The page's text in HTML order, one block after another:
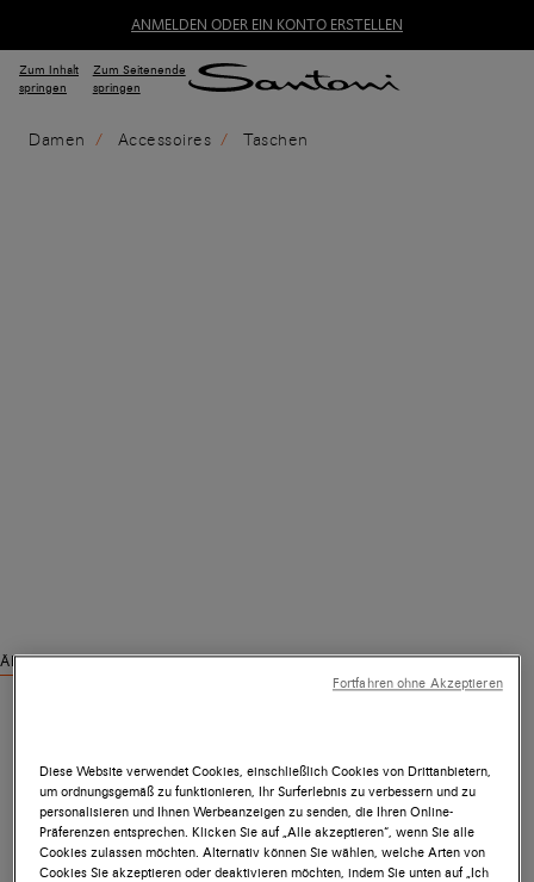
ANMELDEN ODER EIN KONTO ERSTELLEN
Zum Inhalt
springen
Zum Seitenende
springen
Damen Accessoires Taschen
Ähnliche Produkte ansehen
Diese Website verwendet Cookies, einschließlich Cookies von Drittanbietern,
um ordnungsgemäß zu funktionieren, Ihr Surferlebnis zu verbessern und zu
personalisieren und Ihnen Werbeanzeigen zu senden, die Ihren Online-
Präferenzen entsprechen. Klicken Sie auf „Alle akzeptieren“, wenn Sie alle
Cookies zulassen möchten. Alternativ können Sie wählen, welche Arten von
Cookies Sie akzeptieren oder deaktivieren möchten, indem Sie unten auf „Ich
Fortfahren ohne Akzeptieren